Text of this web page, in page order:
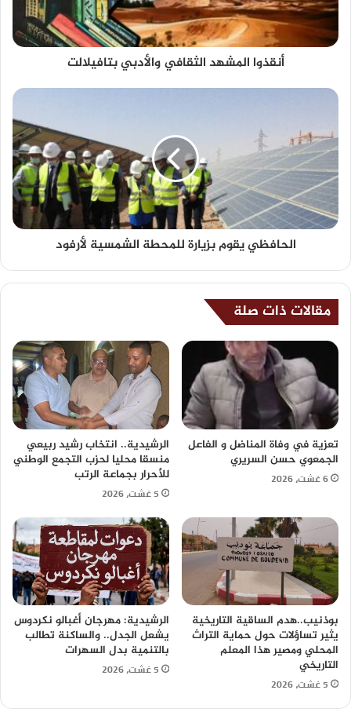
أنقذوا المشهد الثقافي والأدبي بتافيلالت
الحافظي يقوم بزيارة للمحطة الشمسية لأرفود
مقالات ذات صلة
تعزية في وفاة المناضل و الفاعل
الجمعوي حسن السريري
6 غشت، 2026
الرشيدية.. انتخاب رشيد ربيعي
منسقا محليا لحزب التجمع الوطني
للأحرار بجماعة الرتب
5 غشت، 2026
بوذنيب..هدم الساقية التاريخية
يثير تساؤلات حول حماية التراث
المحلي ومصير هذا المعلم
التاريخي
5 غشت، 2026
الرشيدية: مهرجان أغبالو نكردوس
يشعل الجدل.. والساكنة تطالب
بالتنمية بدل السهرات
5 غشت، 2026